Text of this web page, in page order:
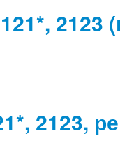
2123
2123,